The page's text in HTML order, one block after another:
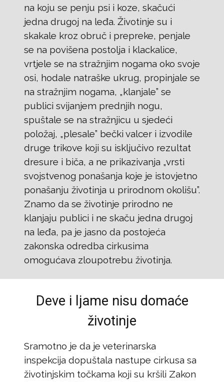
na koju se penju psi i koze, skačući
jedna drugoj na leđa. Životinje su i
skakale kroz obruč i prepreke, penjale
se na povišena postolja i klackalice,
vrtjele se na stražnjim nogama oko svoje
osi, hodale natraške ukrug, propinjale se
na stražnjim nogama, „klanjale” se
publici svijanjem prednjih nogu,
spuštale se na stražnjicu u sjedeći
položaj, „plesale” bečki valcer i izvodile
druge trikove koji su isključivo rezultat
dresure i biča, a ne prikazivanja „vrsti
svojstvenog ponašanja koje je istovjetno
ponašanju životinja u prirodnom okolišu”.
Znamo da se životinje prirodno ne
klanjaju publici i ne skaču jedna drugoj
na leđa, pa je jasno da postojeća
zakonska odredba cirkusima
omogućava zloupotrebu životinja.
Deve i ljame nisu domaće
životinje
Sramotno je da je veterinarska
inspekcija dopuštala nastupe cirkusa sa
životinjskim točkama koji su kršili Zakon